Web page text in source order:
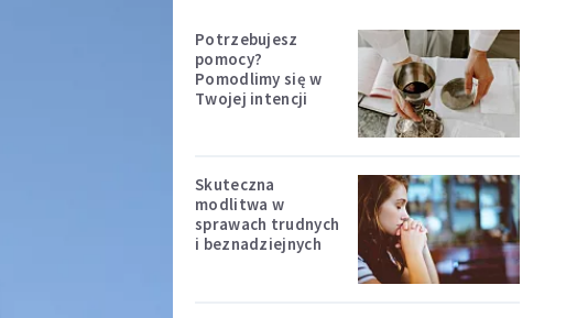
Potrzebujesz
pomocy?
Pomodlimy się w
Twojej intencji
Skuteczna
modlitwa w
sprawach trudnych
i beznadziejnych